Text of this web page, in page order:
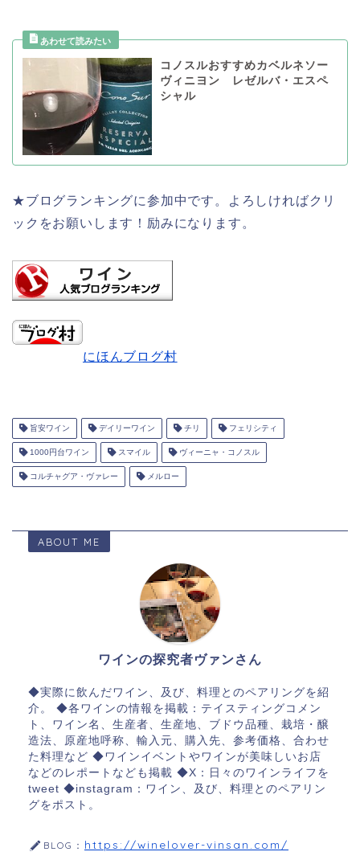
コノスルおすすめカベルネソー
ヴィニヨン レゼルバ・エスペ
シャル
★ブログランキングに参加中です。よろしければクリ
ックをお願いします！励みになります。
にほんブログ村
旨安ワイン デイリーワイン チリ フェリシティ
1000円台ワイン スマイル ヴィーニャ・コノスル
コルチャグア・ヴァレー メルロー
ABOUT ME
ワインの探究者ヴァンさん
◆実際に飲んだワイン、及び、料理とのペアリングを紹
介。 ◆各ワインの情報を掲載：テイスティングコメン
ト、ワイン名、生産者、生産地、ブドウ品種、栽培・醸
造法、原産地呼称、輸入元、購入先、参考価格、合わせ
た料理など ◆ワインイベントやワインが美味しいお店
などのレポートなども掲載 ◆X：日々のワインライフを
tweet ◆instagram：ワイン、及び、料理とのペアリン
グをポスト。
BLOG： https://winelover-vinsan.com/